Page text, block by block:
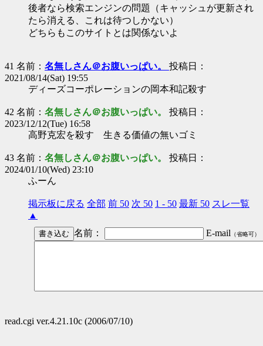
後者なら検索エンジンの問題（キャッシュが更新され
たら消える、これは待つしかない）
どちらもこのサイトとは関係ないよ
41 名前： 名無しさん＠お腹いっぱい。 投稿日：
2021/08/14(Sat) 19:55
ディーズコーポレーションの岡本和記殺す
42 名前： 名無しさん＠お腹いっぱい。 投稿日：
2023/12/12(Tue) 16:58
高野克宏を殺す 生きる価値の無いゴミ
43 名前： 名無しさん＠お腹いっぱい。 投稿日：
2024/01/10(Wed) 23:10
ふーん
掲示板に戻る 全部 前 50 次 50 1 - 50 最新 50 スレ一覧
▲
名前：
E-mail （省略可）
read.cgi ver.4.21.10c (2006/07/10)